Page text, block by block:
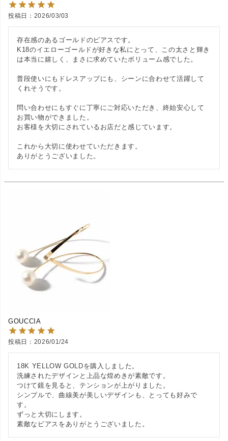
投稿日 2026/03/03
存在感のあるゴールドのピアスです。
K18のイエローゴールドが好きな私にとって、この太さと輝き
は本当に嬉しく、まさに求めていたボリューム感でした。
普段使いにもドレスアップにも、シーンに合わせて活躍して
くれそうです。
問い合わせにもすぐに丁寧にご対応いただき、終始安心して
お買い物ができました。
お客様を大切にされているお店だと感じています。
これから大切に使わせていただきます。
ありがとうございました。
GOUCCIA
投稿日 2026/01/24
18K YELLOW GOLDを購入しました。
洗練されたデザインと上品な煌めきが素敵です。
つけて鏡を見ると、テンションが上がりました。
シンプルで、曲線美が美しいデザインも、とっても好みで
す。
ずっと大切にします。
素敵なピアスをありがとうございました。